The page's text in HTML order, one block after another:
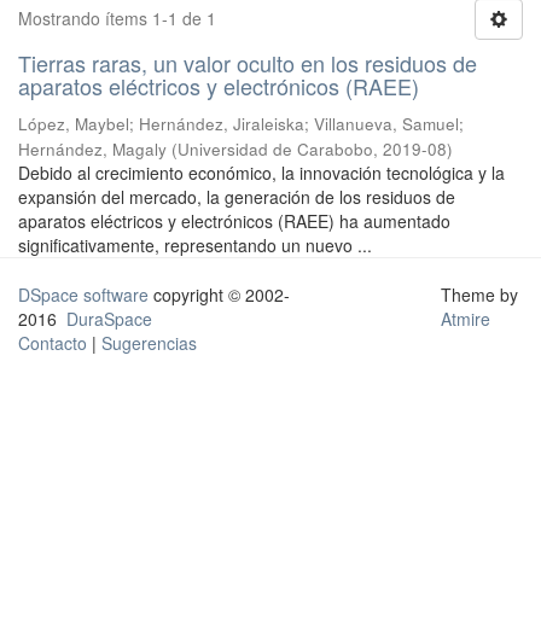
Mostrando ítems 1-1 de 1
Tierras raras, un valor oculto en los residuos de
aparatos eléctricos y electrónicos (RAEE)
López, Maybel; Hernández, Jiraleiska; Villanueva, Samuel;
Hernández, Magaly (Universidad de Carabobo, 2019-08)
Debido al crecimiento económico, la innovación tecnológica y la
expansión del mercado, la generación de los residuos de
aparatos eléctricos y electrónicos (RAEE) ha aumentado
significativamente, representando un nuevo ...
DSpace software copyright © 2002-
2016 DuraSpace
Contacto | Sugerencias
Theme by
Atmire